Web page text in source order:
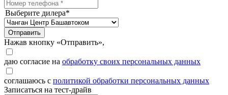
Выберите дилера*
Отправить
Нажав кнопку «Отправить»,
даю согласие на обработку своих персональных данных
соглашаюсь с политикой обработки персональных данных
Записаться на тест-драйв